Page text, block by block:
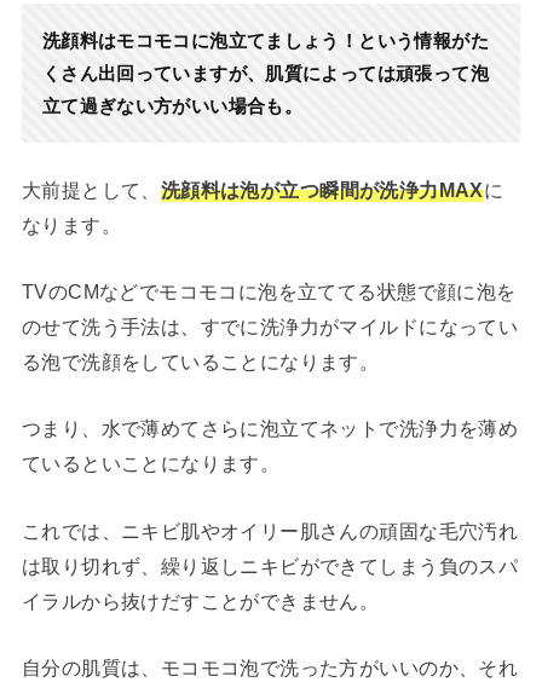
洗顔料はモコモコに泡立てましょう！という情報がた
くさん出回っていますが、肌質によっては頑張って泡
立て過ぎない方がいい場合も。
大前提として、 洗顔料は泡が立つ瞬間が洗浄力MAXに
なります。
TVのCMなどでモコモコに泡を立ててる状態で顔に泡を
のせて洗う手法は、すでに洗浄力がマイルドになってい
る泡で洗顔をしていることになります。
つまり、水で薄めてさらに泡立てネットで洗浄力を薄め
ているといことになります。
これでは、ニキビ肌やオイリー肌さんの頑固な毛穴汚れ
は取り切れず、繰り返しニキビができてしまう負のスパ
イラルから抜けだすことができません。
自分の肌質は、モコモコ泡で洗った方がいいのか、それ